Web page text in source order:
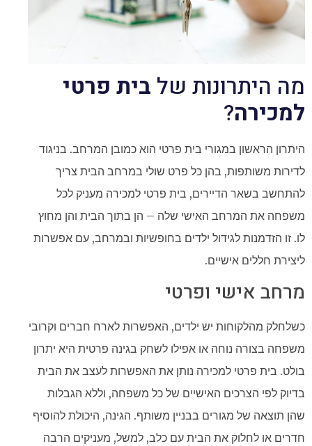
מה היתרונות של בית פרטי
למכירה?
היתרון הראשון במגורי בית פרטי הוא כמובן המרחב. בניגוד
לדירות משותפות, בהן כל פרט שולי במרחב הבית צריך
להתחשב בשאר הדיירים, בית פרטי למכירה מעניק לכל
משפחה את המרחב האישי שלה – הן בתוך הבית והן מחוץ
לו. זו הזדמנות לגידול ילדים בחופשיות ובמרחב, עם אפשרות
ליצירת חללים אישיים.
מרחב אישי ופרטי
כשלחלק מהלקוחות יש ילדים, האפשרות לארח חברים וקרובי
משפחה בצורה נוחה או אפילו לשחק בגינה פרטית היא יתרון
בולט. בית פרטי למכירה נותן את האפשרות לעצב את הבית
בדיוק לפי הצרכים האישיים של כל משפחה, וללא הגבלות
שהן תוצאה של מגורים בבניין משותף. הגינה, היכולת להוסיף
חדרים או לחלוק את הבית עם כלב, למשל, מעניקים הרבה